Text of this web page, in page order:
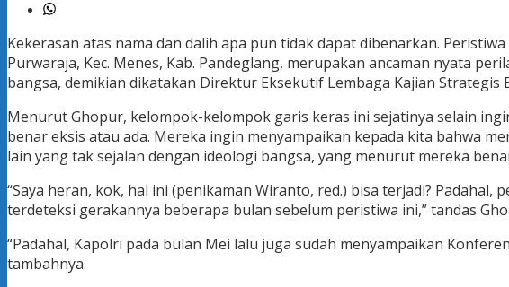
Kekerasan atas nama dan dalih apa pun tidak dapat dibenarkan.
Purwaraja, Kec. Menes, Kab. Pandeglang, merupakan ancaman nyata
bangsa, demikian dikatakan Direktur Eksekutif Lembaga Kajian Strategis
Menurut Ghopur, kelompok-kelompok garis keras ini sejatinya selain
benar eksis atau ada. Mereka ingin menyampaikan kepada kita bahwa
lain yang tak sejalan dengan ideologi bangsa, yang menurut mereka
“Saya heran, kok, hal ini (penikaman Wiranto, red.) bisa terjadi?
terdeteksi gerakannya beberapa bulan sebelum peristiwa ini,” tandas
“Padahal, Kapolri pada bulan Mei lalu juga sudah menyampaikan
tambahnya.